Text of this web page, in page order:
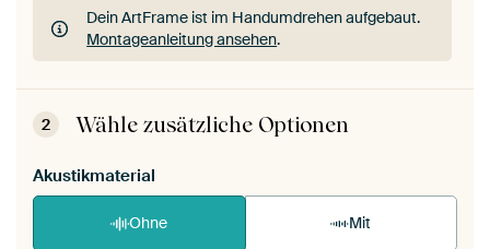
Dein ArtFrame ist im Handumdrehen aufgebaut.
Montageanleitung ansehen.
Dein ArtFrame ist im Handumdrehen aufgebaut.
Montageanleitung ansehen
2 Wähle zusätzliche Optionen
Akustikmaterial
Ohne Mit